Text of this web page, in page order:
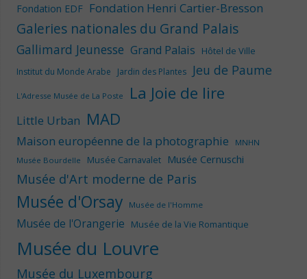
Fondation EDF Fondation Henri Cartier-Bresson
Galeries nationales du Grand Palais
Gallimard Jeunesse Grand Palais Hôtel de Ville
Institut du Monde Arabe Jardin des Plantes Jeu de Paume
L'Adresse Musée de La Poste La Joie de lire
Little Urban MAD
Maison européenne de la photographie
MNHN
Musée Bourdelle
Musée Carnavalet Musée Cernuschi
Musée d'Art moderne de Paris
Musée d'Orsay Musée de l'Homme
Musée de l'Orangerie Musée de la Vie Romantique
Musée du Louvre
Musée du Luxembourg